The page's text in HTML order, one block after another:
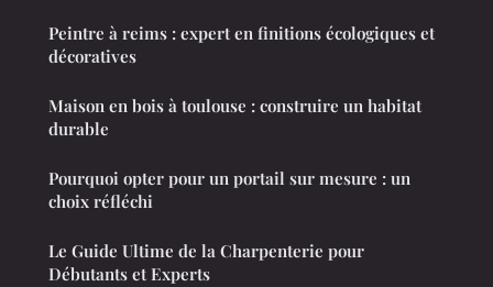
Peintre à reims : expert en finitions écologiques et
décoratives
Maison en bois à toulouse : construire un habitat
durable
Pourquoi opter pour un portail sur mesure : un
choix réfléchi
Le Guide Ultime de la Charpenterie pour
Débutants et Experts